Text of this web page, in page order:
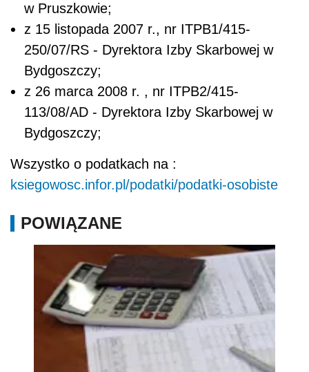
w Pruszkowie;
z 15 listopada 2007 r., nr ITPB1/415-
250/07/RS - Dyrektora Izby Skarbowej w
Bydgoszczy;
z 26 marca 2008 r. , nr ITPB2/415-
113/08/AD - Dyrektora Izby Skarbowej w
Bydgoszczy;
Wszystko o podatkach na :
ksiegowosc.infor.pl/podatki/podatki-osobiste
POWIĄZANE